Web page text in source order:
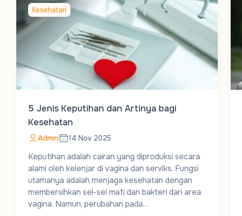
Kesehatan
5 Jenis Keputihan dan Artinya bagi
Kesehatan
Admin 14 Nov 2025
Keputihan adalah cairan yang diproduksi secara
alami oleh kelenjar di vagina dan serviks. Fungsi
utamanya adalah menjaga kesehatan dengan
membersihkan sel-sel mati dan bakteri dari area
vagina. Namun, perubahan pada…